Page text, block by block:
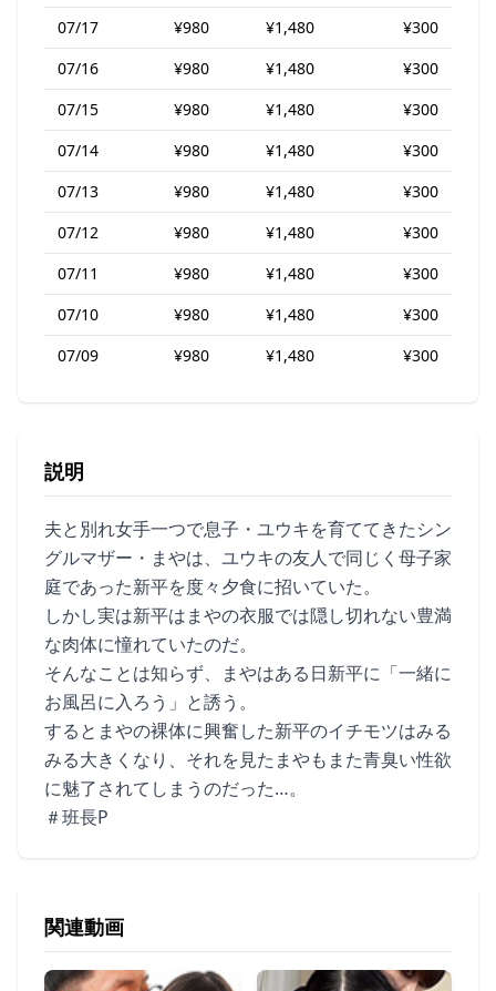
07/17
¥980 ¥1,480
¥300
07/16
¥980 ¥1,480
¥300
07/15
¥980 ¥1,480
¥300
07/14
¥980 ¥1,480
¥300
07/13
¥980 ¥1,480
¥300
07/12
¥980 ¥1,480
¥300
07/11
¥980 ¥1,480
¥300
07/10
¥980 ¥1,480
¥300
07/09
¥980 ¥1,480 ¥300
説明
夫と別れ女手一つで息子・ユウキを育ててきたシン
グルマザー・まやは、ユウキの友人で同じく母子家
庭であった新平を度々夕食に招いていた。
しかし実は新平はまやの衣服では隠し切れない豊満
な肉体に憧れていたのだ。
そんなことは知らず、まやはある日新平に「一緒に
お風呂に入ろう」と誘う。
するとまやの裸体に興奮した新平のイチモツはみる
みる大きくなり、それを見たまやもまた青臭い性欲
に魅了されてしまうのだった…。
＃班長P
関連動画